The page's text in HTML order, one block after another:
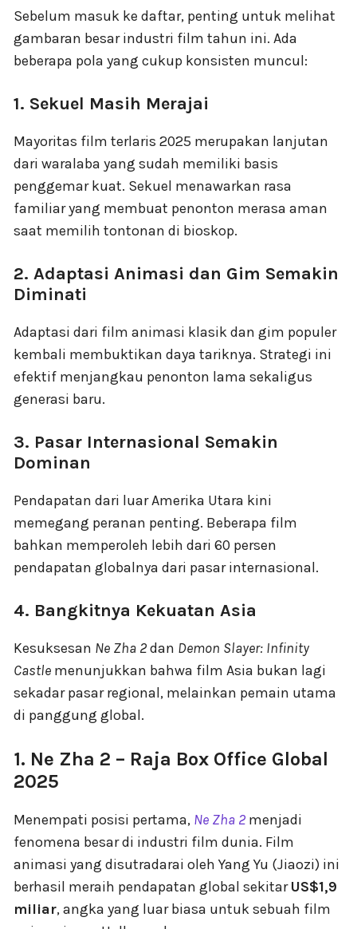
Sebelum masuk ke daftar, penting untuk melihat
gambaran besar industri film tahun ini. Ada
beberapa pola yang cukup konsisten muncul:
1. Sekuel Masih Merajai
Mayoritas film terlaris 2025 merupakan lanjutan
dari waralaba yang sudah memiliki basis
penggemar kuat. Sekuel menawarkan rasa
familiar yang membuat penonton merasa aman
saat memilih tontonan di bioskop.
2. Adaptasi Animasi dan Gim Semakin
Diminati
Adaptasi dari film animasi klasik dan gim populer
kembali membuktikan daya tariknya. Strategi ini
efektif menjangkau penonton lama sekaligus
generasi baru.
3. Pasar Internasional Semakin
Dominan
Pendapatan dari luar Amerika Utara kini
memegang peranan penting. Beberapa film
bahkan memperoleh lebih dari 60 persen
pendapatan globalnya dari pasar internasional.
4. Bangkitnya Kekuatan Asia
Kesuksesan Ne Zha 2dan Demon Slayer: Infinity
Castle menunjukkan bahwa film Asia bukan lagi
sekadar pasar regional, melainkan pemain utama
di panggung global.
1. Ne Zha 2 – Raja Box Office Global
2025
Menempati posisi pertama, Ne Zha 2 menjadi
fenomena besar di industri film dunia. Film
animasi yang disutradarai oleh Yang Yu (Jiaozi) ini
berhasil meraih pendapatan global sekitarUS$1,9
miliar, angka yang luar biasa untuk sebuah film